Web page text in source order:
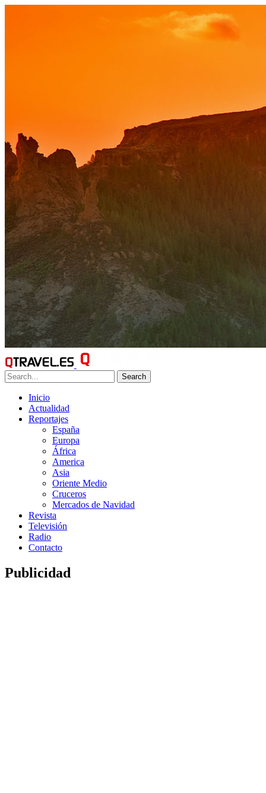
Search
Inicio
Actualidad
Reportajes
España
Europa
África
America
Asia
Oriente Medio
Cruceros
Mercados de Navidad
Revista
Televisión
Radio
Contacto
Publicidad